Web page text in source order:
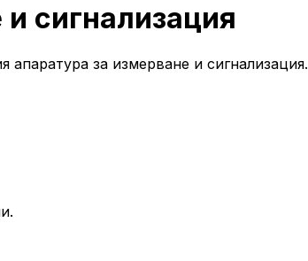
сигнализация
апаратура за измерване и сигнализация.